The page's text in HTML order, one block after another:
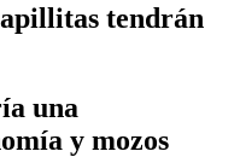
tendrán
una
y mozos